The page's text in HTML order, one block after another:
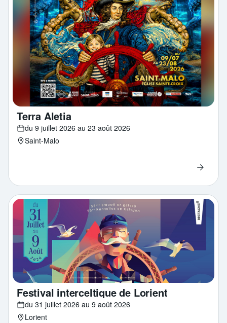
Terra Aletia
du 9 juillet 2026 au 23 août 2026
Saint-Malo
Festival interceltique de Lorient
du 31 juillet 2026 au 9 août 2026
Lorient